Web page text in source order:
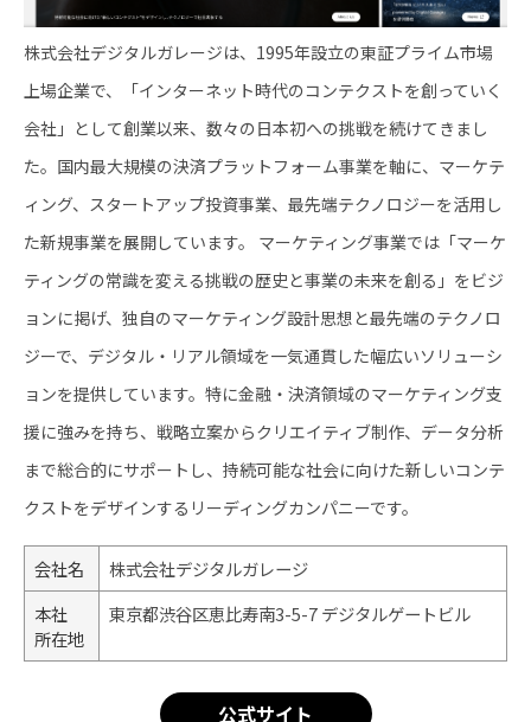
株式会社デジタルガレージは、1995年設立の東証プライム市場
上場企業で、「インターネット時代のコンテクストを創っていく
会社」として創業以来、数々の日本初への挑戦を続けてきまし
た。国内最大規模の決済プラットフォーム事業を軸に、マーケテ
ィング、スタートアップ投資事業、最先端テクノロジーを活用し
た新規事業を展開しています。 マーケティング事業では「マーケ
ティングの常識を変える挑戦の歴史と事業の未来を創る」をビジ
ョンに掲げ、独自のマーケティング設計思想と最先端のテクノロ
ジーで、デジタル・リアル領域を一気通貫した幅広いソリューシ
ョンを提供しています。特に金融・決済領域のマーケティング支
援に強みを持ち、戦略立案からクリエイティブ制作、データ分析
まで総合的にサポートし、持続可能な社会に向けた新しいコンテ
クストをデザインするリーディングカンパニーです。
会社名
株式会社デジタルガレージ
本社
所在地
東京都渋谷区恵比寿南3-5-7 デジタルゲートビル
公式サイト